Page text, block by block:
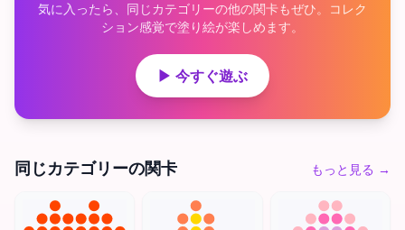
気に入ったら、同じカテゴリーの他の関卡もぜひ。コレク
ション感覚で塗り絵が楽しめます。
▶ 今すぐ遊ぶ
同じカテゴリーの関卡 もっと見る →